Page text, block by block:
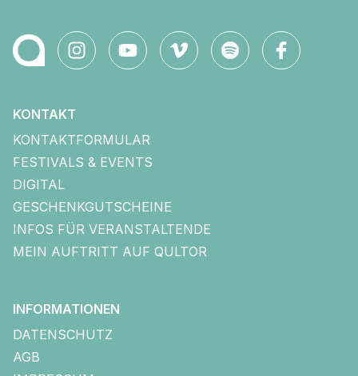
KONTAKT
KONTAKTFORMULAR
FESTIVALS & EVENTS
DIGITAL
GESCHENKGUTSCHEINE
INFOS FÜR VERANSTALTENDE
MEIN AUFTRITT AUF QULTOR
INFORMATIONEN
DATENSCHUTZ
AGB